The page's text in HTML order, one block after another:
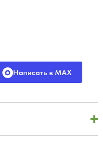
Написать в MAX